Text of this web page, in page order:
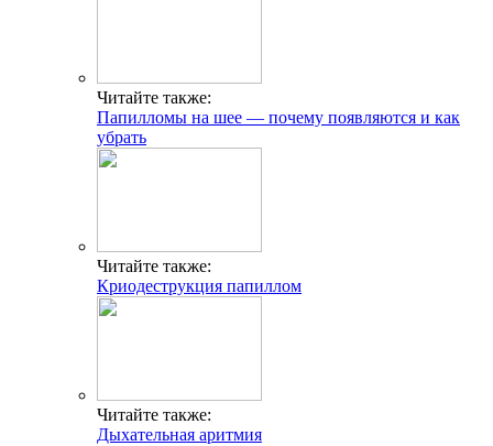
Читайте также:
Папилломы на шее — почему появляются и как
убрать
Читайте также:
Криодеструкция папиллом
Читайте также:
Дыхательная аритмия